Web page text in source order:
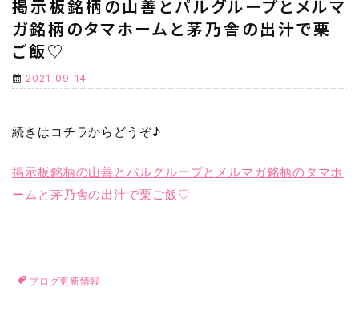
掲示板銘柄の山善とパルグループとメルマ
ガ銘柄のタマホームと茅乃舎の出汁で栗
ご飯♡
2021-09-14
続きはコチラからどうぞ♪
掲示板銘柄の山善とパルグループとメルマガ銘柄のタマホ
ームと茅乃舎の出汁で栗ご飯♡
ブログ更新情報